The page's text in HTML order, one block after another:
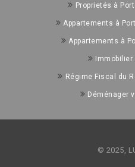
Proprietés à
Appartements à
Appartements à
Immobilier
Régime Fiscal du
Déménager
© 2025,